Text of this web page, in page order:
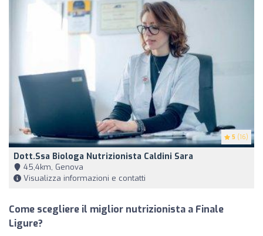
5 (16)
Dott.ssa Biologa Nutrizionista Caldini Sara
45,4km, Genova
Visualizza informazioni e contatti
Come scegliere il miglior nutrizionista a Finale
Ligure?